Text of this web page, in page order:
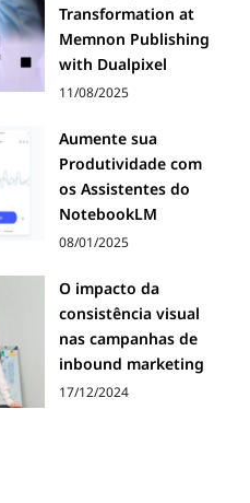
Transformation at
Memnon Publishing
with Dualpixel
11/08/2025
Aumente sua
Produtividade com
os Assistentes do
NotebookLM
08/01/2025
O impacto da
consistência visual
nas campanhas de
inbound marketing
17/12/2024